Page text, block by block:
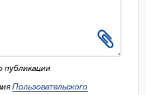
публикации
Пользовательского